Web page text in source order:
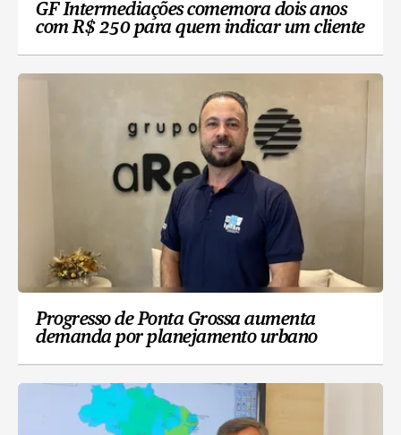
GF Intermediações comemora dois anos
com R$ 250 para quem indicar um cliente
Progresso de Ponta Grossa aumenta
demanda por planejamento urbano